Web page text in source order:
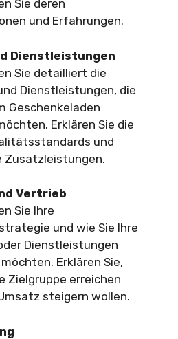
Sie deren
und Erfahrungen.
Dienstleistungen
Sie detailliert die
Dienstleistungen, die
Geschenkeladen
Erklären Sie die
und
Zusatzleistungen.
Vertrieb
Sie Ihre
und wie Sie Ihre
Dienstleistungen
Erklären Sie,
Zielgruppe erreichen
steigern wollen.